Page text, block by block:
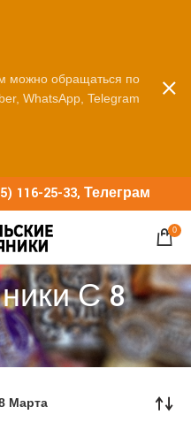
116-25-33, Телеграм
0
С 8
Марта
можно обращаться по
WhatsApp, Telegram